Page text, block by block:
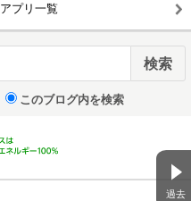
過去
アプリ一覧
このブログ内を検索